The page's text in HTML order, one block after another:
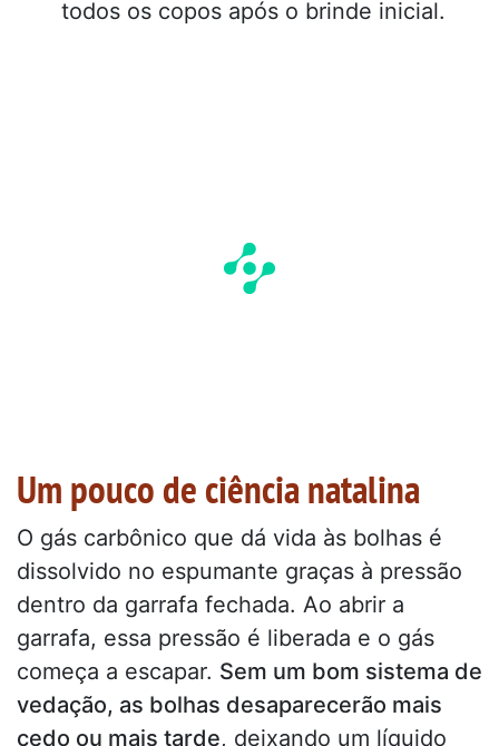
todos os copos após o brinde inicial.
Um pouco de ciência natalina
O gás carbônico que dá vida às bolhas é
dissolvido no espumante graças à pressão
dentro da garrafa fechada. Ao abrir a
garrafa, essa pressão é liberada e o gás
começa a escapar. Sem um bom sistema de
vedação, as bolhas desaparecerão mais
cedo ou mais tarde, deixando um líquido